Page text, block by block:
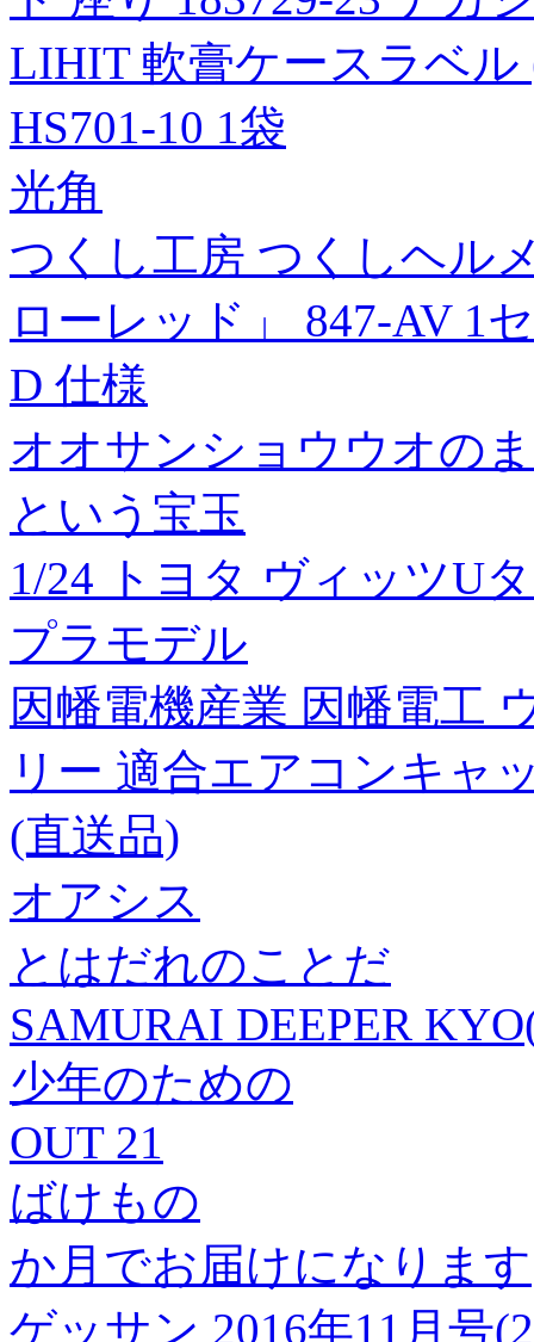
LIHIT 軟膏ケースラベ
HS701-10 1袋
光角
つくし工房 つくしヘル
ローレッド」 847-AV 1
D 仕様
オオサンショウウオの
という宝玉
1/24 トヨタ ヴィッツU
プラモデル
因幡電機産業 因幡電工
リー 適合エアコンキャ
(直送品)
オアシス
とはだれのことだ
SAMURAI DEEPER
少年のための
OUT 21
ばけもの
か月でお届けになります
ゲッサン 2016年11月号